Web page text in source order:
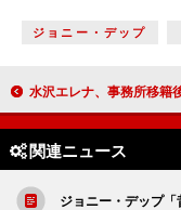
ジョニー・デップ
水沢エレナ、事務所移籍後、公の場に初登場 歌手活動に意欲「自
関連ニュース
ジョニー・デップ